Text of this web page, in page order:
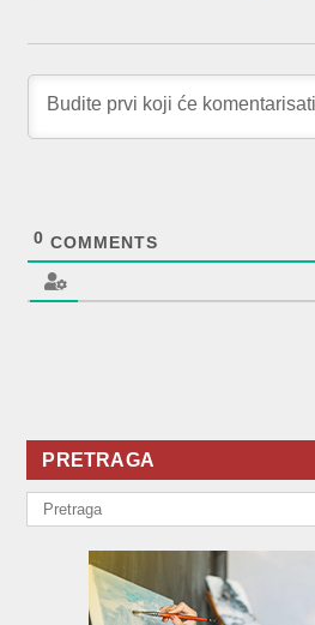
0 COMMENTS
PRETRAGA